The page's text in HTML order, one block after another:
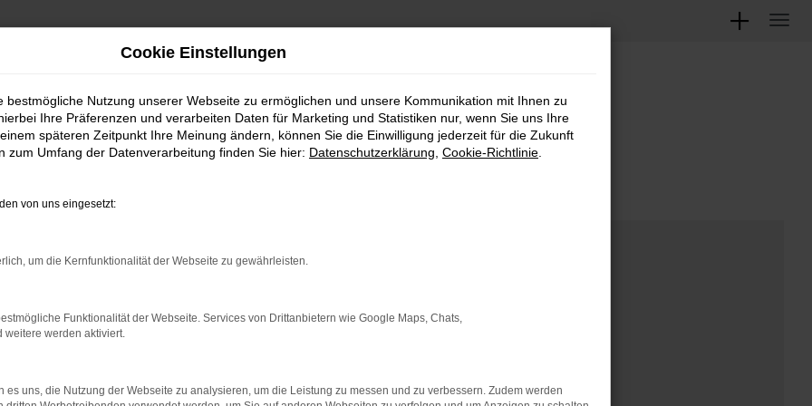
Cookie Einstellungen
bestmögliche Nutzung unserer Webseite zu ermöglichen und unsere Kommunikation mit Ihnen zu
Ihre Präferenzen und verarbeiten Daten für Marketing und Statistiken nur, wenn Sie uns Ihre
späteren Zeitpunkt Ihre Meinung ändern, können Sie die Einwilligung jederzeit für die Zukunft
zum Umfang der Datenverarbeitung finden Sie hier: Datenschutzerklärung Cookie-Richtlinie
von uns eingesetzt:
um die Kernfunktionalität der Webseite zu gewährleisten.
Funktionalität der Webseite. Services von Drittanbietern wie Google Maps, Chats,
weitere werden aktiviert.
es uns, die Nutzung der Webseite zu analysieren, um die Leistung zu messen und zu verbessern. Zudem werden